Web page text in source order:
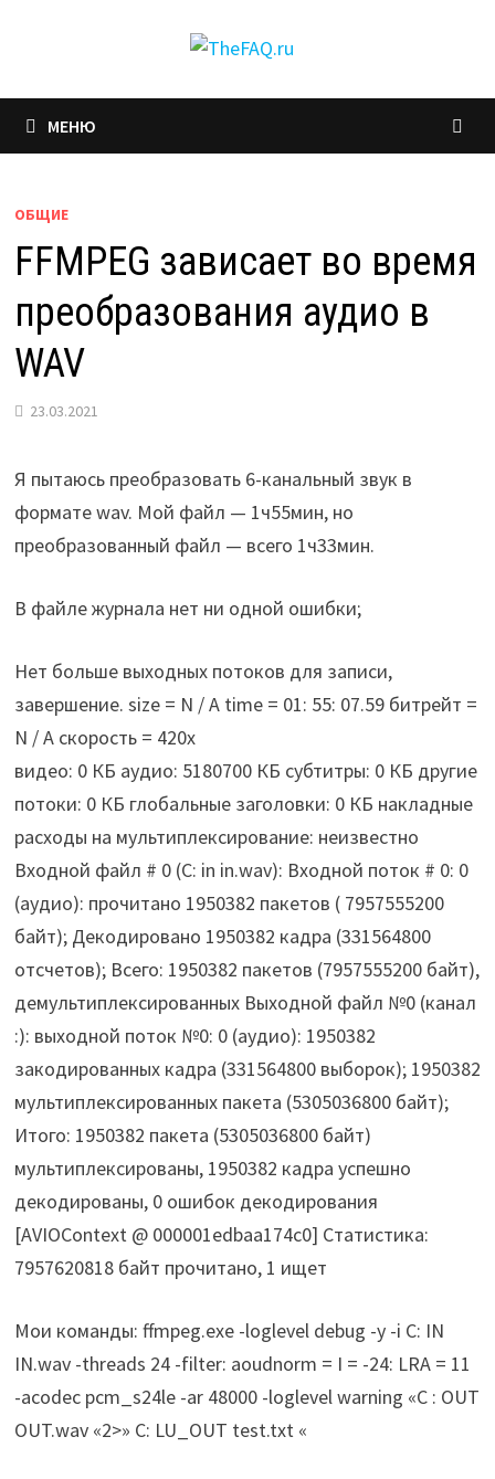
МЕНЮ
ОБЩИЕ
FFMPEG зависает во время
преобразования аудио в
WAV
23.03.2021
Я пытаюсь преобразовать 6-канальный звук в
формате wav. Мой файл — 1ч55мин, но
преобразованный файл — всего 1ч33мин.
В файле журнала нет ни одной ошибки;
Нет больше выходных потоков для записи,
завершение. size = N / A time = 01: 55: 07.59 битрейт =
N / A скорость = 420x
видео: 0 КБ аудио: 5180700 КБ субтитры: 0 КБ другие
потоки: 0 КБ глобальные заголовки: 0 КБ накладные
расходы на мультиплексирование: неизвестно
Входной файл # 0 (C: in in.wav): Входной поток # 0: 0
(аудио): прочитано 1950382 пакетов ( 7957555200
байт); Декодировано 1950382 кадра (331564800
отсчетов); Всего: 1950382 пакетов (7957555200 байт),
демультиплексированных Выходной файл №0 (канал
:): выходной поток №0: 0 (аудио): 1950382
закодированных кадра (331564800 выборок); 1950382
мультиплексированных пакета (5305036800 байт);
Итого: 1950382 пакета (5305036800 байт)
мультиплексированы, 1950382 кадра успешно
декодированы, 0 ошибок декодирования
[AVIOContext @ 000001edbaa174c0] Статистика:
7957620818 байт прочитано, 1 ищет
Мои команды: ffmpeg.exe -loglevel debug -y -i C: IN
IN.wav -threads 24 -filter: aoudnorm = I = -24: LRA = 11
-acodec pcm_s24le -ar 48000 -loglevel warning «C : OUT
OUT.wav «2>» C: LU_OUT test.txt «